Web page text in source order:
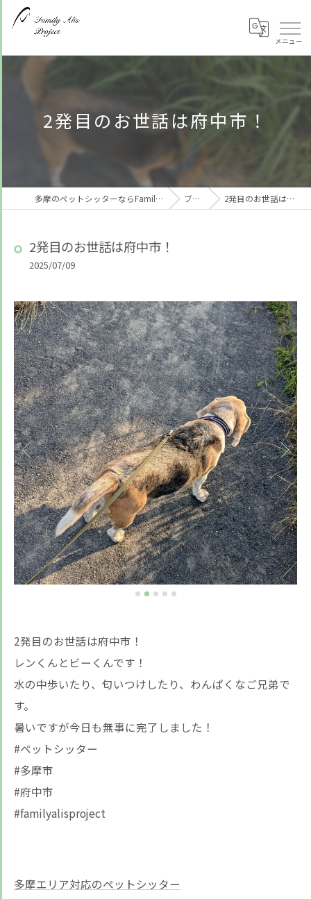
2発目のお世話は府中市！
多摩のペットシッターならFamily Alis Project ブログ 2発目のお世話は府中市！
2発目のお世話は府中市！
2025/07/09
2発目のお世話は府中市！
レンくんとビーくんです！
水の中歩いたり、匂いつけしたり、わんぱくなご兄弟で
す。
暑いですが今日も無事に完了しました！
#ペットシッター
#多摩市
#府中市
#familyalisproject
多摩エリア対応のペットシッター